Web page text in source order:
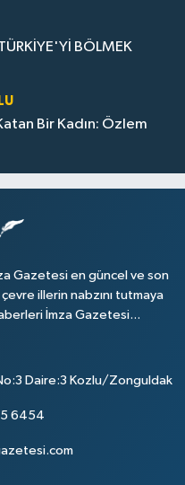
BÖLMEK
Bir Kadın: Özlem
Gazetesi en güncel ve son
illerin nabzını tutmaya
İmza Gazetesi...
Daire:3 Kozlu/Zonguldak
6454